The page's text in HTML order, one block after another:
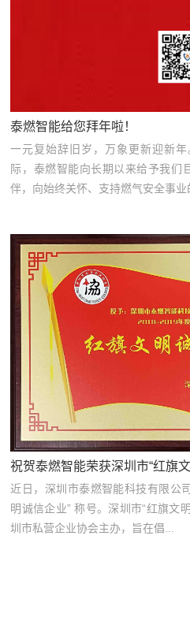
泰燃智能给您拜年啦！
一元复始辞旧岁，万象更新迎新
际，泰燃智能向长期以来给予我们
伴，向始终关怀、支持燃气安全事业
祝贺泰燃智能荣获深圳市“红旗
近日，深圳市泰燃智能科技有限公
明诚信企业” 称号。深圳市“红旗文
圳市私营企业协会主办，旨在倡...